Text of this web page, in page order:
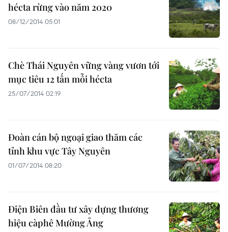
hécta rừng vào năm 2020
08/12/2014 05:01
Chè Thái Nguyên vững vàng vươn tới
mục tiêu 12 tấn mỗi hécta
25/07/2014 02:19
Đoàn cán bộ ngoại giao thăm các
tỉnh khu vực Tây Nguyên
01/07/2014 08:20
Điện Biên đầu tư xây dựng thương
hiệu càphê Mường Ảng